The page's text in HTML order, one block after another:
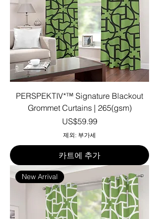
PERSPEKTIV*™️ Signature Blackout
Grommet Curtains | 265(gsm)
가격
US$59.99
제외: 부가세
카트에 추가
New Arrival